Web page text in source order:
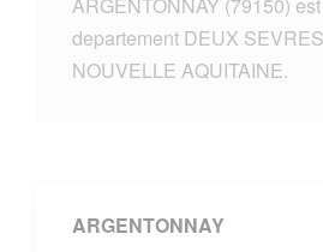
departement DEUX
NOUVELLE AQUITAINE.
ARGENTONNAY